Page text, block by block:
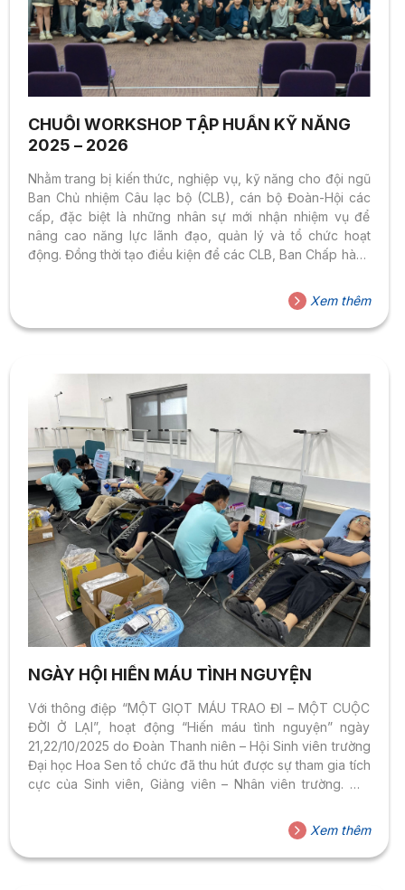
CHUỖI WORKSHOP TẬP HUẤN KỸ NĂNG
2025 – 2026
Nhằm trang bị kiến thức, nghiệp vụ, kỹ năng cho đội ngũ
Ban Chủ nhiệm Câu lạc bộ (CLB), cán bộ Đoàn-Hội các
cấp, đặc biệt là những nhân sự mới nhận nhiệm vụ để
nâng cao năng lực lãnh đạo, quản lý và tổ chức hoạt
động. Đồng thời tạo điều kiện để các CLB, Ban Chấp hành
kết với nhau. Đoàn Thanh niên – Hội Sinh viên Trường tổ
chức Chuỗi workshop tập huấn kỹ năng năm học 2025 –
2026 thu hút hơn...
Xem thêm
NGÀY HỘI HIẾN MÁU TÌNH NGUYỆN
Với thông điệp “MỘT GIỌT MÁU TRAO ĐI – MỘT CUỘC
ĐỜI Ở LẠI”, hoạt động “Hiến máu tình nguyện” ngày
21,22/10/2025 do Đoàn Thanh niên – Hội Sinh viên trường
Đại học Hoa Sen tổ chức đã thu hút được sự tham gia tích
cực của Sinh viên, Giảng viên – Nhân viên trường. Mỗi
gắm hy vọng và yêu thương. Hoạt động đã góp phần lan
tỏa những giá trị sống tích cực, mang đến nguồn năng
lượng nhân văn và đầy ý nghĩa....
Xem thêm